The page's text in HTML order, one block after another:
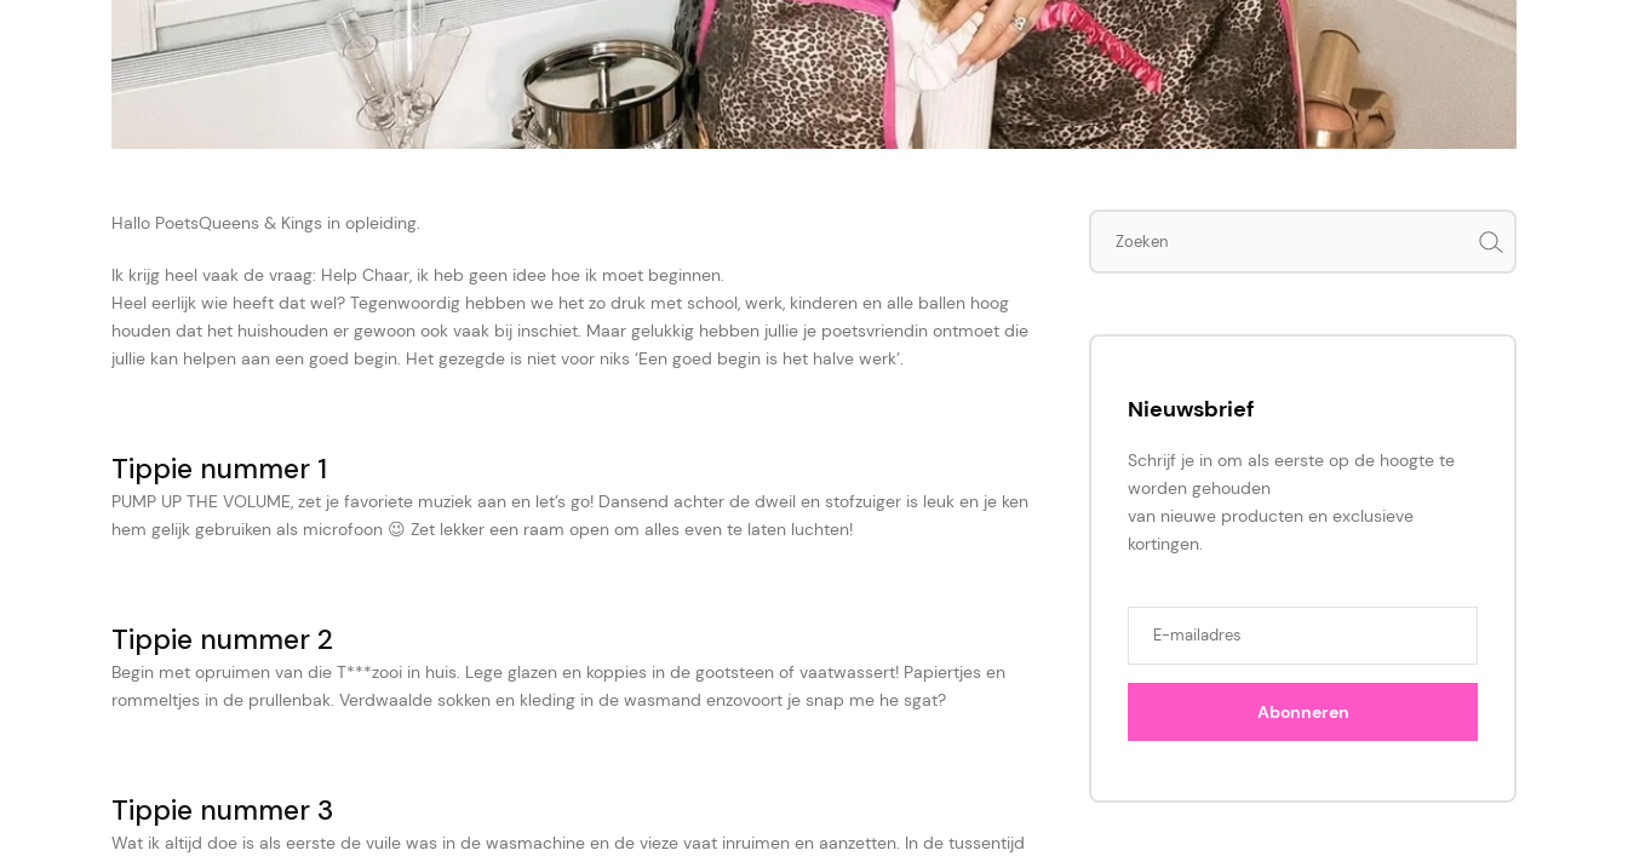
Hallo PoetsQueens & Kings in opleiding.
Ik krijg heel vaak de vraag: Help Chaar, ik heb geen idee hoe ik moet beginnen.
Heel eerlijk wie heeft dat wel? Tegenwoordig hebben we het zo druk met school, werk, kinderen en alle ballen hoog
houden dat het huishouden er gewoon ook vaak bij inschiet. Maar gelukkig hebben jullie je poetsvriendin ontmoet die
jullie kan helpen aan een goed begin. Het gezegde is niet voor niks ‘Een goed begin is het halve werk’.
Tippie nummer 1
PUMP UP THE VOLUME, zet je favoriete muziek aan en let’s go! Dansend achter de dweil en stofzuiger is leuk en je ken
hem gelijk gebruiken als microfoon 😉 Zet lekker een raam open om alles even te laten luchten!
Tippie nummer 2
Begin met opruimen van die T***zooi in huis. Lege glazen en koppies in de gootsteen of vaatwassert! Papiertjes en
rommeltjes in de prullenbak. Verdwaalde sokken en kleding in de wasmand enzovoort je snap me he sgat?
Tippie nummer 3
Wat ik altijd doe is als eerste de vuile was in de wasmachine en de vieze vaat inruimen en aanzetten. In de tussentijd
Nieuwsbrief
Schrijf je in om als eerste op de hoogte te
worden gehouden
van nieuwe producten en exclusieve
kortingen.
Abonneren